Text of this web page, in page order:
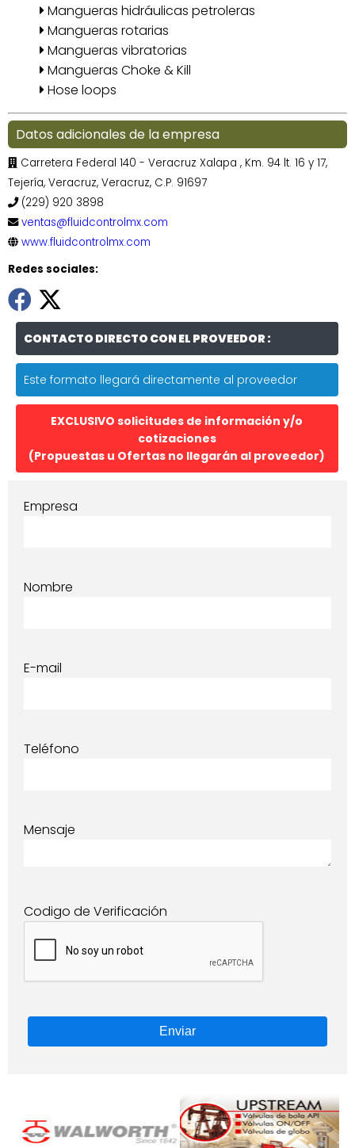
Mangueras hidráulicas petroleras
Mangueras rotarias
Mangueras vibratorias
Mangueras Choke & Kill
Hose loops
Datos adicionales de la empresa
Carretera Federal 140 - Veracruz Xalapa , Km. 94 lt. 16 y 17,
Tejería, Veracruz, Veracruz, C.P. 91697
(229) 920 3898
ventas@fluidcontrolmx.com
www.fluidcontrolmx.com
Redes sociales:
CONTACTO DIRECTO CON EL PROVEEDOR :
Este formato llegará directamente al proveedor
EXCLUSIVO solicitudes de información y/o
cotizaciones
(Propuestas u Ofertas no llegarán al proveedor)
Empresa
Nombre
E-mail
Teléfono
Mensaje
Codigo de Verificación
Enviar